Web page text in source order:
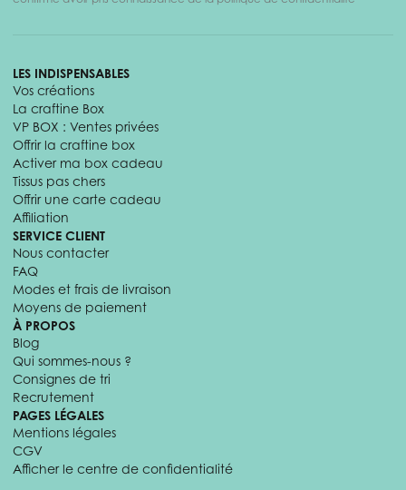
LES INDISPENSABLES
Vos créations
La craftine Box
VP BOX : Ventes privées
Offrir la craftine box
Activer ma box cadeau
Tissus pas chers
Offrir une carte cadeau
Affiliation
SERVICE CLIENT
Nous contacter
FAQ
Modes et frais de livraison
Moyens de paiement
À PROPOS
Blog
Qui sommes-nous ?
Consignes de tri
Recrutement
PAGES LÉGALES
Mentions légales
CGV
Afficher le centre de confidentialité